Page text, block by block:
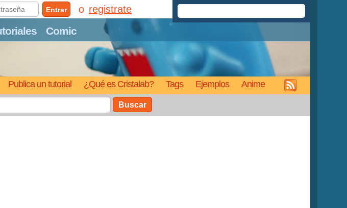
Comic
Publica un tutorial ¿Qué es Cristalab? Tags Ejemplos Anime
Entrar registrate
Buscar